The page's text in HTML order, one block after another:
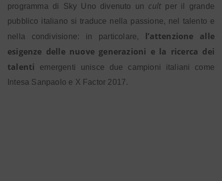
programma di Sky Uno divenuto un cultper il grande
pubblico italiano si traduce nella passione, nel talento e
nella condivisione: in particolare, l’attenzione alle
esigenze delle nuove generazioni e la ricerca dei
talenti emergenti unisce due campioni italiani come
Intesa Sanpaolo e X Factor 2017.